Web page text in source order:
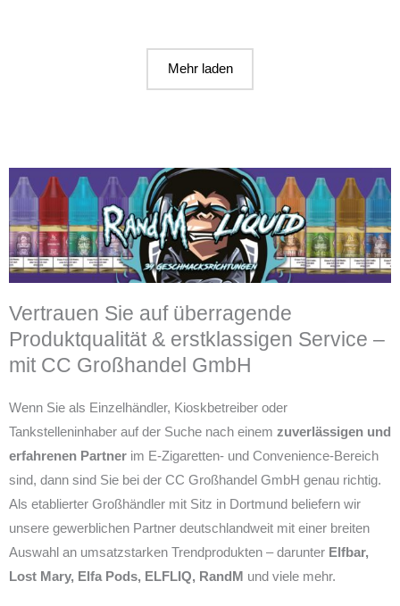
Mehr laden
Vertrauen Sie auf überragende
Produktqualität & erstklassigen Service –
mit CC Großhandel GmbH
Wenn Sie als Einzelhändler, Kioskbetreiber oder
Tankstelleninhaber auf der Suche nach einem zuverlässigen und
erfahrenen Partner im E-Zigaretten- und Convenience-Bereich
sind, dann sind Sie bei der CC Großhandel GmbH genau richtig.
Als etablierter Großhändler mit Sitz in Dortmund beliefern wir
unsere gewerblichen Partner deutschlandweit mit einer breiten
Auswahl an umsatzstarken Trendprodukten – darunter Elfbar,
Lost Mary, Elfa Pods, ELFLIQ, RandM und viele mehr.